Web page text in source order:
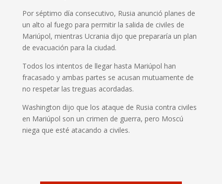
Por séptimo día consecutivo, Rusia anunció planes de
un alto al fuego para permitir la salida de civiles de
Mariúpol, mientras Ucrania dijo que prepararía un plan
de evacuación para la ciudad.
Todos los intentos de llegar hasta Mariúpol han
fracasado y ambas partes se acusan mutuamente de
no respetar las treguas acordadas.
Washington dijo que los ataque de Rusia contra civiles
en Mariúpol son un crimen de guerra, pero Moscú
niega que esté atacando a civiles.